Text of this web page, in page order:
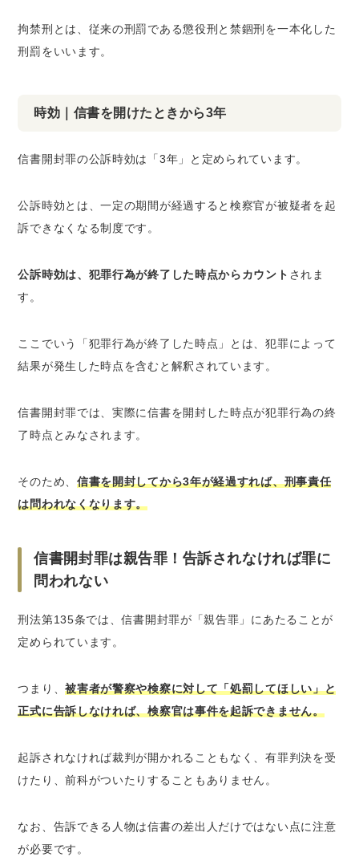
拘禁刑とは、従来の刑罰である懲役刑と禁錮刑を一本化した
刑罰をいいます。
時効｜信書を開けたときから3年
信書開封罪の公訴時効は「3年」と定められています。
公訴時効とは、一定の期間が経過すると検察官が被疑者を起
訴できなくなる制度です。
公訴時効は、犯罪行為が終了した時点からカウント されま
す。
ここでいう「犯罪行為が終了した時点」とは、犯罪によって
結果が発生した時点を含むと解釈されています。
信書開封罪では、実際に信書を開封した時点が犯罪行為の終
了時点とみなされます。
そのため、 信書を開封してから3年が経過すれば、刑事責任
は問われなくなります。
信書開封罪は親告罪！告訴されなければ罪に
問われない
刑法第135条では、信書開封罪が「親告罪」にあたることが
定められています。
つまり、被害者が警察や検察に対して「処罰してほしい」と
正式に告訴しなければ、検察官は事件を起訴できません。
起訴されなければ裁判が開かれることもなく、有罪判決を受
けたり、前科がついたりすることもありません。
なお、 告訴できる人物は信書の差出人だけではない点に注意
が必要です。